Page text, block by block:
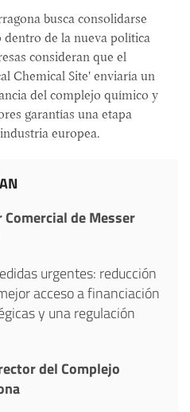
busca consolidarse
dentro de la nueva política
consideran que el
Chemical Site' enviaría un
del complejo químico y
garantías una etapa
europea.
de Messer
urgentes: reducción
acceso a financiación
y una regulación
del Complejo